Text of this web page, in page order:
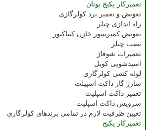
تعمیرکار پکیج بوتان
تعویض و تعمیر برد کولرگازی
راه اندازی چیلر
تعویض کمپرسور خازن کنتاکتور
نصب چیلر
تعمیرات شوفاژ
اسیدشویی کویل
لوله کشی کولرگازی
شارژ گاز داکت اسپیلت
تعمیر داکت اسپلیت
سرویس داکت اسپلیت
تعیین ظرفیت لازم در تمامی برندهای کولرگازی
تعمیرکار پکیج